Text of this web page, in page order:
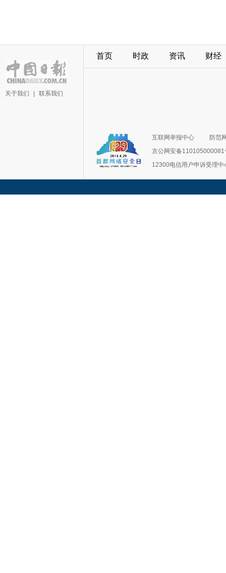
关于我们 联系我们
首页 时政 资讯 财经
互联网举报中心
防范
京公网安备110105000081
12300电信用户申诉受理中